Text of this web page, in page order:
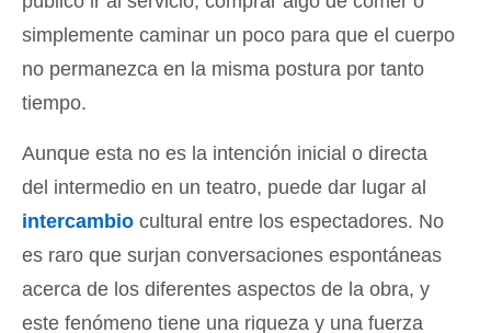
simplemente caminar un poco para que el cuerpo
no permanezca en la misma postura por tanto
tiempo.
Aunque esta no es la intención inicial o directa
del intermedio en un teatro, puede dar lugar al
intercambio cultural entre los espectadores. No
es raro que surjan conversaciones espontáneas
acerca de los diferentes aspectos de la obra, y
este fenómeno tiene una riqueza y una fuerza